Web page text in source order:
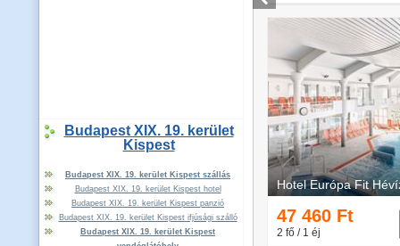
Budapest XIX. 19. kerület
Kispest
Budapest XIX. 19. kerület Kispest szállás
Budapest XIX. 19. kerület Kispest hotel
Budapest XIX. 19. kerület Kispest panzió
Budapest XIX. 19. kerület Kispest ifjúsági szálló
Budapest XIX. 19. kerület Kispest